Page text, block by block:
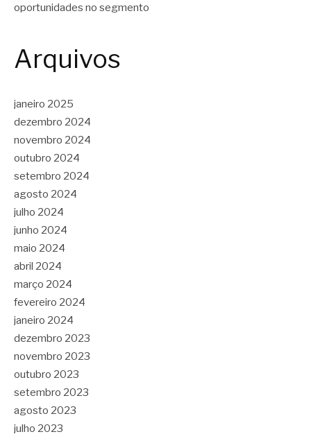
oportunidades no segmento
Arquivos
janeiro 2025
dezembro 2024
novembro 2024
outubro 2024
setembro 2024
agosto 2024
julho 2024
junho 2024
maio 2024
abril 2024
março 2024
fevereiro 2024
janeiro 2024
dezembro 2023
novembro 2023
outubro 2023
setembro 2023
agosto 2023
julho 2023